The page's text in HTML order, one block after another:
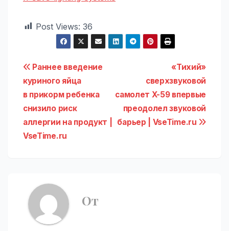
Post Views: 36
Навигация
по
записям
«Тихий»
сверхзвуковой
самолет X-59 впервые
преодолел звуковой
барьер | VseTime.ru
Раннее введение
куриного яйца
в прикорм ребенка
снизило риск
аллергии на продукт |
VseTime.ru
От